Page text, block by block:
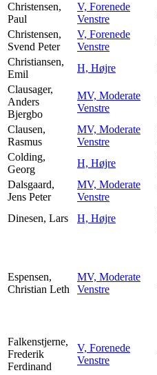
Christensen,
Paul
V, Forenede
Venstre
Christensen,
Svend Peter
V, Forenede
Venstre
Christiansen,
Emil
H, Højre
Clausager,
Anders
Bjergbo
MV, Moderate
Venstre
Clausen,
Rasmus
MV, Moderate
Venstre
Colding,
Georg
H, Højre
Dalsgaard,
Jens Peter
MV, Moderate
Venstre
Dinesen, Lars H, Højre
Espensen,
Christian Leth
MV, Moderate
Venstre
Falkenstjerne,
Frederik
Ferdinand
V, Forenede
Venstre